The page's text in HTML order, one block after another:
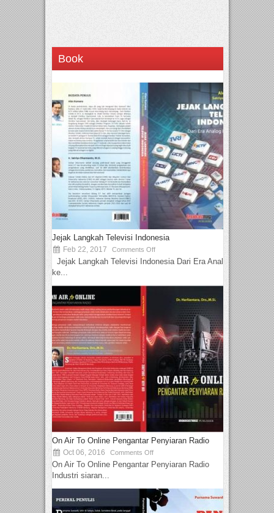
Book
Jejak Langkah Televisi Indonesia
Feb 22, 2017 Comments Off
Jejak Langkah Televisi Indonesia Dari Era Analog
ke...
On Air To Online Pengantar Penyiaran Radio
Oct 06, 2016 Comments Off
On Air To Online Pengantar Penyiaran Radio
Industri siaran...